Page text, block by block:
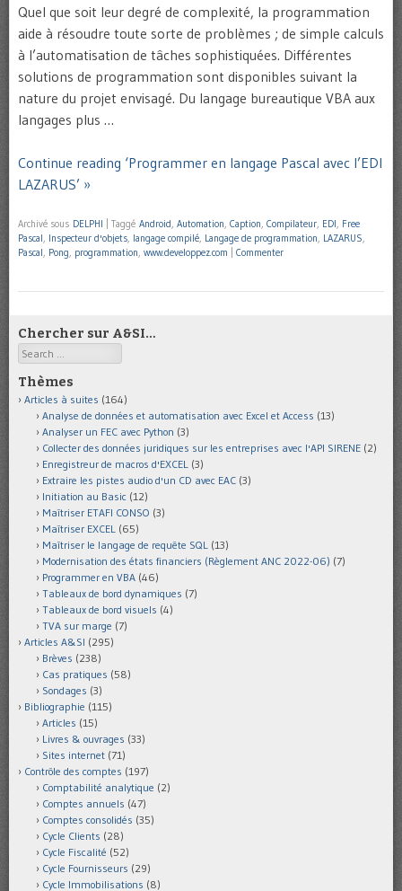
Quel que soit leur degré de complexité, la programmation
aide à résoudre toute sorte de problèmes ; de simple calculs
à l’automatisation de tâches sophistiquées. Différentes
solutions de programmation sont disponibles suivant la
nature du projet envisagé. Du langage bureautique VBA aux
langages plus …
Continue reading ‘Programmer en langage Pascal avec l’EDI
LAZARUS’ »
Archivé sous DELPHI Taggé Android, Automation, Caption, Compilateur, EDI, Free
Pascal, Inspecteur d'objets, langage compilé, Langage de programmation, LAZARUS,
Pascal, Pong, programmation, www.developpez.com Commenter
Chercher sur A&SI…
Search
Thèmes
Articles à suites (164)
Analyse de données et automatisation avec Excel et Access (13)
Analyser un FEC avec Python (3)
Collecter des données juridiques sur les entreprises avec l'API SIRENE (2)
Enregistreur de macros d'EXCEL (3)
Extraire les pistes audio d'un CD avec EAC (3)
Initiation au Basic (12)
Maîtriser ETAFI CONSO (3)
Maîtriser EXCEL (65)
Maîtriser le langage de requête SQL (13)
Modernisation des états financiers (Règlement ANC 2022-06) (7)
Programmer en VBA (46)
Tableaux de bord dynamiques (7)
Tableaux de bord visuels (4)
TVA sur marge (7)
Articles A&SI (295)
Brèves (238)
Cas pratiques (58)
Sondages (3)
Bibliographie (115)
Articles (15)
Livres & ouvrages (33)
Sites internet (71)
Contrôle des comptes (197)
Comptabilité analytique (2)
Comptes annuels (47)
Comptes consolidés (35)
Cycle Clients (28)
Cycle Fiscalité (52)
Cycle Fournisseurs (29)
Cycle Immobilisations (8)